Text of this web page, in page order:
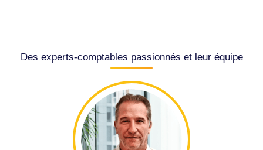
Des experts-comptables passionnés et leur équipe